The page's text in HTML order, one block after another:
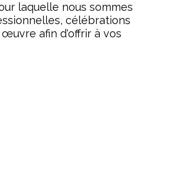
laquelle nous sommes
célébrations
afin d'offrir à vos